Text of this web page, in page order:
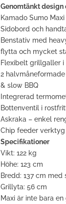
Genomtänkt design
Kamado Sumo
Sidobord och
Benstativ med
flytta och mycket
Flexibelt grillgaller
2
& slow BBQ
Integrerad
Bottenventil i
Askraka – enkel
Chip feeder verktyg
Specifikationer
Vikt: 122 kg
Höhe: 123 cm
Bredd: 137 cm
Grillyta: 56 cm
Maxi är inte bara